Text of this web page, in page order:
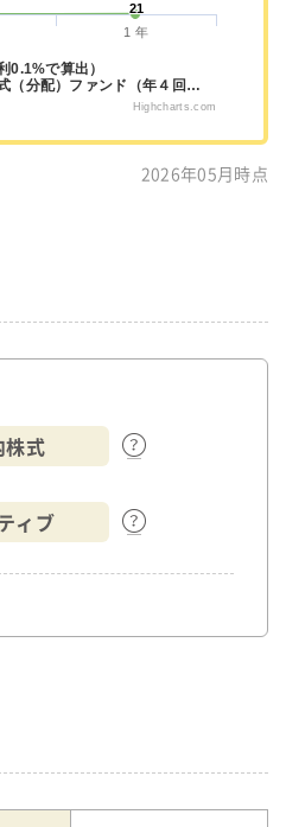
21
21
0.1%で算出）
（分配）ファンド（年４回…
1 年
Highcharts.com
2026年05月時点
株式
ィブ